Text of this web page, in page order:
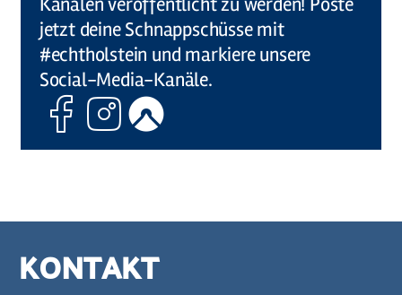
jetzt deine Schnappschüsse mit
#echtholstein und markiere unsere
Social-Media-Kanäle.
FacebookInstagram
Komoot
KONTAKT